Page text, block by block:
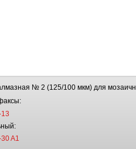
№ 2 (125/100 мкм) для
A1